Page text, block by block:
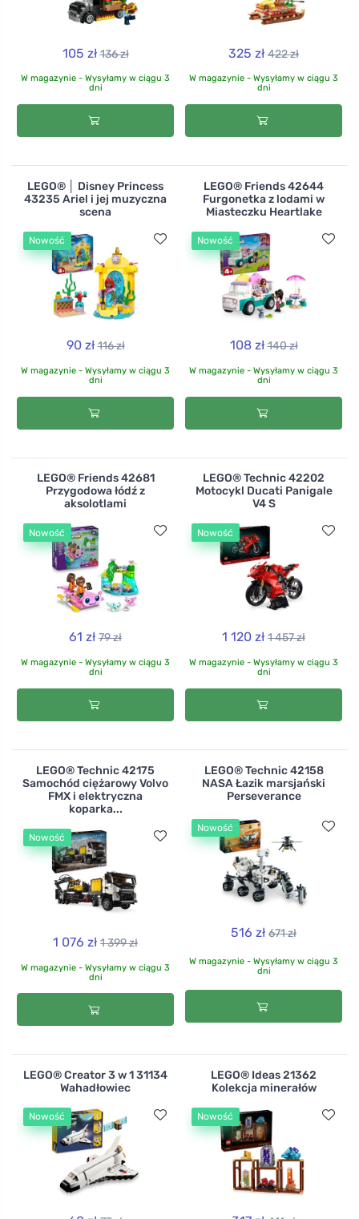
105 zł 136 zł
W magazynie - Wysyłamy w ciągu 3
dni
325 zł 422 zł
W magazynie - Wysyłamy w ciągu 3
dni
LEGO® │ Disney Princess
43235 Ariel i jej muzyczna
scena
Nowość
90 zł 116 zł
W magazynie - Wysyłamy w ciągu 3
dni
LEGO® Friends 42644
Furgonetka z lodami w
Miasteczku Heartlake
Nowość
108 zł 140 zł
W magazynie - Wysyłamy w ciągu 3
dni
LEGO® Friends 42681
Przygodowa łódź z
aksolotlami
Nowość
61 zł 79 zł
W magazynie - Wysyłamy w ciągu 3
dni
LEGO® Technic 42202
Motocykl Ducati Panigale
V4 S
Nowość
1 120 zł 1 457 zł
W magazynie - Wysyłamy w ciągu 3
dni
LEGO® Technic 42175
Samochód ciężarowy Volvo
FMX i elektryczna
koparka...
Nowość
1 076 zł 1 399 zł
W magazynie - Wysyłamy w ciągu 3
dni
LEGO® Technic 42158
NASA Łazik marsjański
Perseverance
Nowość
516 zł 671 zł
W magazynie - Wysyłamy w ciągu 3
dni
LEGO® Creator 3 w 1 31134
Wahadłowiec
Nowość
LEGO® Ideas 21362
Kolekcja minerałów
Nowość